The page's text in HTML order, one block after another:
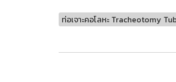
ท่อเจาะคอโลหะ Tracheotomy